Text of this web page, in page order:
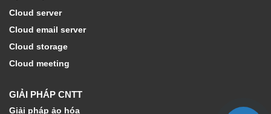
Cloud server
Cloud email server
Cloud storage
Cloud meeting
GIẢI PHÁP CNTT
Giải pháp ảo hóa